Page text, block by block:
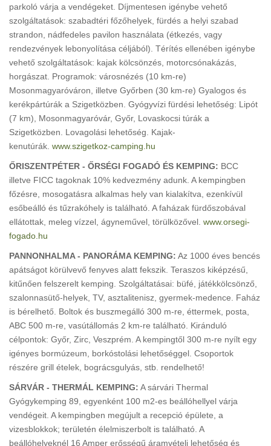
parkoló várja a vendégeket. Díjmentesen igénybe vehető
szolgáltatások: szabadtéri főzőhelyek, fürdés a helyi szabad
strandon, nádfedeles pavilon használata (étkezés, vagy
rendezvények lebonyolítása céljából). Térítés ellenében igénybe
vehető szolgáltatások: kajak kölcsönzés, motorcsónakázás,
horgászat. Programok: városnézés (10 km-re)
Mosonmagyaróváron, illetve Győrben (30 km-re) Gyalogos és
kerékpártúrák a Szigetközben. Gyógyvízi fürdési lehetőség: Lipót
(7 km), Mosonmagyaróvár, Győr, Lovaskocsi túrák a
Szigetközben. Lovagolási lehetőség. Kajak-
kenutúrák. www.szigetkoz-camping.hu
ŐRISZENTPÉTER - ŐRSÉGI FOGADÓ ÉS KEMPING: BCC
illetve FICC tagoknak 10% kedvezmény adunk. A kempingben
főzésre, mosogatásra alkalmas hely van kialakítva, ezenkívül
esőbeálló és tűzrakóhely is található. A faházak fürdőszobával
ellátottak, meleg vízzel, ágyneművel, törülközővel. www.orsegi-
fogado.hu
PANNONHALMA - PANORÁMA KEMPING: Az 1000 éves bencés
apátságot körülvevő fenyves alatt fekszik. Teraszos kiképzésű,
kitűnően felszerelt kemping. Szolgáltatásai: büfé, játékkölcsönző,
szalonnasütő-helyek, TV, asztalitenisz, gyermek-medence. Faház
is bérelhető. Boltok és buszmegálló 300 m-re, éttermek, posta,
ABC 500 m-re, vasútállomás 2 km-re található. Kiránduló
célpontok: Győr, Zirc, Veszprém. A kempingtől 300 m-re nyílt egy
igényes bormúzeum, borkóstolási lehetőséggel. Csoportok
részére grill ételek, bográcsgulyás, stb. rendelhető!
SÁRVÁR - THERMÁL KEMPING: A sárvári Thermal
Gyógykemping 89, egyenként 100 m2-es beállóhellyel várja
vendégeit. A kempingben megújult a recepció épülete, a
vizesblokkok; területén élelmiszerbolt is található. A
beállóhelyeknél 16 Amper erősségű áramvételi lehetőség és